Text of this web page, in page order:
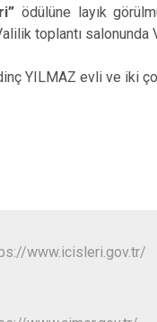
ödülüne layık
toplantı
YILMAZ evli ve iki